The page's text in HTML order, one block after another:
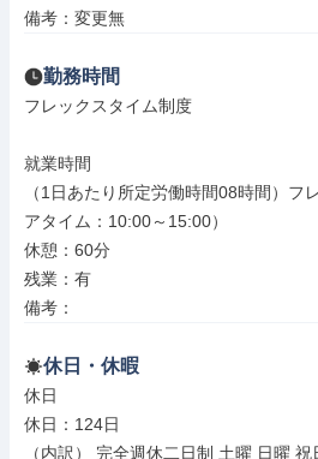
備考：変更無
勤務時間
フレックスタイム制度
就業時間
（1日あたり所定労働時間08時間）フ
アタイム：10:00～15:00）
休憩：60分
残業：有
備考：
休日・休暇
休日
休日：124日
（内訳） 完全週休二日制 土曜 日曜 祝